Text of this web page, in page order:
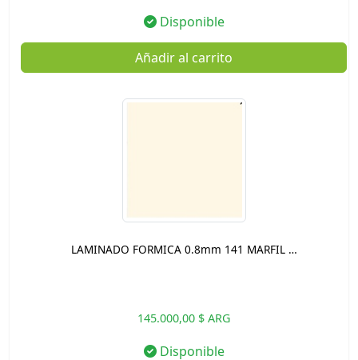
Disponible
Añadir al carrito
LAMINADO FORMICA 0.8mm 141 MARFIL …
145.000,00 $ ARG
Disponible